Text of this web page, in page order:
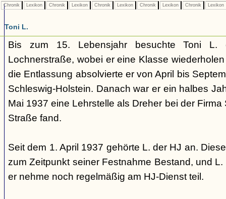
Chronik Lexikon Chronik Lexikon Chronik Lexikon Chronik Lexikon Chronik Lexikon
Toni L.
Bis zum 15. Lebensjahr besuchte Toni L.
Lochnerstraße, wobei er eine Klasse
die Entlassung absolvierte er von April bis
Schleswig-Holstein. Danach war er ein halbes
Mai 1937 eine Lehrstelle als Dreher bei der
Straße fand.
Seit dem 1. April 1937 gehörte L. der HJ an.
zum Zeitpunkt seiner Festnahme Bestand, und
er nehme noch regelmäßig am HJ-Dienst teil.